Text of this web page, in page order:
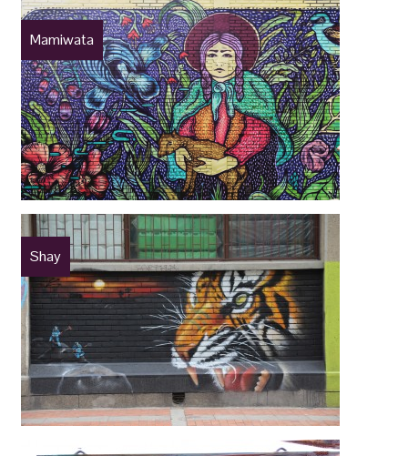
Mamiwata
Shay